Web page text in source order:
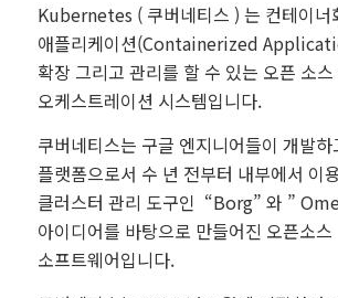
Kubernetes ( 쿠버네티스 ) 는 컨테이너
애플리케이션(Containerized
확장 그리고 관리를 할 수 있는 오픈 소
오케스트레이션 시스템입니다.
쿠버네티스는 구글 엔지니어들이 개발
플랫폼으로서 수 년 전부터 내부에서 이
클러스터 관리 도구인 “Borg” 와 ”
아이디어를 바탕으로 만들어진 오픈소스
소프트웨어입니다.